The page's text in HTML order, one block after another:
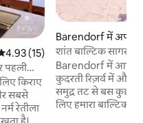
रेटिंग 5 में से 4.93, 15 समीक्षाएँ
4.93 (15)
पहली
किराए
सबसे
रेतीला
Barendorf में
शांत बाल्टिक सागर
कुदरत
Barendorf में आपका
कुदरती रिज़र्व में और
समुद्र तट से बस कुछ ही
लिए हमारा बाल्टिक